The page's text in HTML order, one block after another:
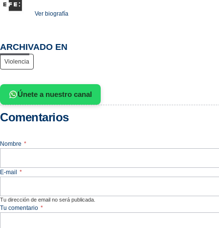
Ver biografía
ARCHIVADO EN
Violencia
Únete a nuestro canal
Comentarios
Nombre *
E-mail *
Tu dirección de email no será publicada.
Tu comentario *